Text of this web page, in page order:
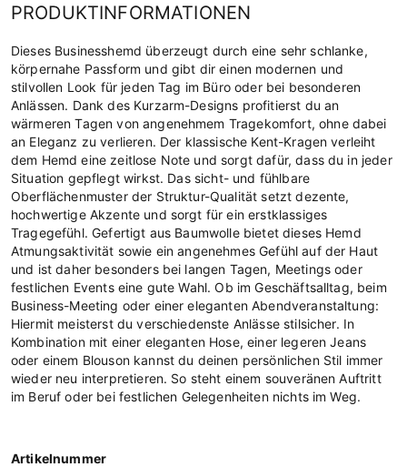
PRODUKTINFORMATIONEN
Dieses Businesshemd überzeugt durch eine sehr schlanke,
körpernahe Passform und gibt dir einen modernen und
stilvollen Look für jeden Tag im Büro oder bei besonderen
Anlässen. Dank des Kurzarm-Designs profitierst du an
wärmeren Tagen von angenehmem Tragekomfort, ohne dabei
an Eleganz zu verlieren. Der klassische Kent-Kragen verleiht
dem Hemd eine zeitlose Note und sorgt dafür, dass du in jeder
Situation gepflegt wirkst. Das sicht- und fühlbare
Oberflächenmuster der Struktur-Qualität setzt dezente,
hochwertige Akzente und sorgt für ein erstklassiges
Tragegefühl. Gefertigt aus Baumwolle bietet dieses Hemd
Atmungsaktivität sowie ein angenehmes Gefühl auf der Haut
und ist daher besonders bei langen Tagen, Meetings oder
festlichen Events eine gute Wahl. Ob im Geschäftsalltag, beim
Business-Meeting oder einer eleganten Abendveranstaltung:
Hiermit meisterst du verschiedenste Anlässe stilsicher. In
Kombination mit einer eleganten Hose, einer legeren Jeans
oder einem Blouson kannst du deinen persönlichen Stil immer
wieder neu interpretieren. So steht einem souveränen Auftritt
im Beruf oder bei festlichen Gelegenheiten nichts im Weg.
Artikelnummer